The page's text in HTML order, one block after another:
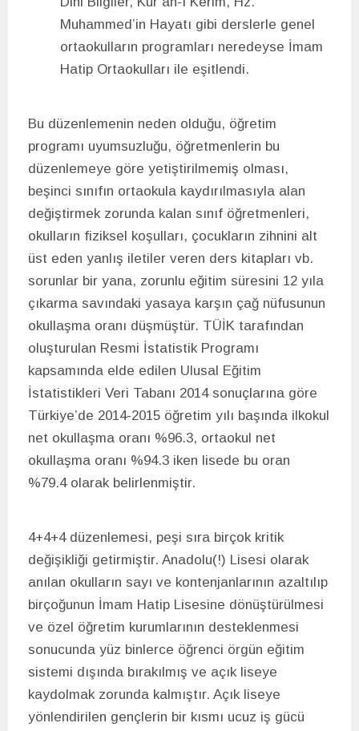
Muhammed’in Hayatı gibi derslerle genel
ortaokulların programları neredeyse İmam
Hatip Ortaokulları ile eşitlendi.
Bu düzenlemenin neden olduğu, öğretim
programı uyumsuzluğu, öğretmenlerin bu
düzenlemeye göre yetiştirilmemiş olması,
beşinci sınıfın ortaokula kaydırılmasıyla alan
değiştirmek zorunda kalan sınıf öğretmenleri,
okulların fiziksel koşulları, çocukların zihnini alt
üst eden yanlış iletiler veren ders kitapları vb.
sorunlar bir yana, zorunlu eğitim süresini 12 yıla
çıkarma savındaki yasaya karşın çağ nüfusunun
okullaşma oranı düşmüştür. TÜİK tarafından
oluşturulan Resmi İstatistik Programı
kapsamında elde edilen Ulusal Eğitim
İstatistikleri Veri Tabanı 2014 sonuçlarına göre
Türkiye’de 2014-2015 öğretim yılı başında ilkokul
net okullaşma oranı %96.3, ortaokul net
okullaşma oranı %94.3 iken lisede bu oran
%79.4 olarak belirlenmiştir.
4+4+4 düzenlemesi, peşi sıra birçok kritik
değişikliği getirmiştir. Anadolu(!) Lisesi olarak
anılan okulların sayı ve kontenjanlarının azaltılıp
birçoğunun İmam Hatip Lisesine dönüştürülmesi
ve özel öğretim kurumlarının desteklenmesi
sonucunda yüz binlerce öğrenci örgün eğitim
sistemi dışında bırakılmış ve açık liseye
kaydolmak zorunda kalmıştır. Açık liseye
yönlendirilen gençlerin bir kısmı ucuz iş gücü